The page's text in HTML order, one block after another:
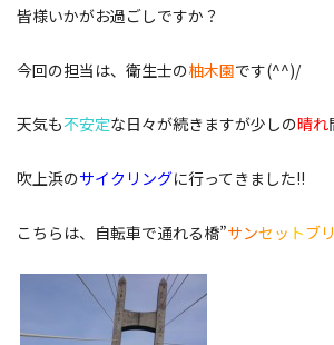
皆様いかがお過ごしですか？
今回の担当は、衛生士の柚木園です(^^)/
天気も不安定な日々が続きますが少しの晴れ
吹上浜のサイクリングに行ってきました!!
こちらは、自転車で通れる橋”サンセッ トブリ